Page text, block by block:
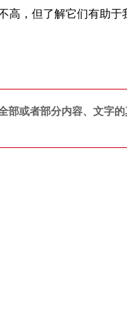
，但了解它们有助于
部或者部分内容、文字